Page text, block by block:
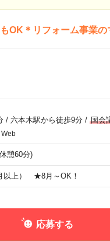
OK＊リフォーム事業の
/ 六本木駅から徒歩9分/ 国会
憩60分)
以上） ★8月～OK！
応募する